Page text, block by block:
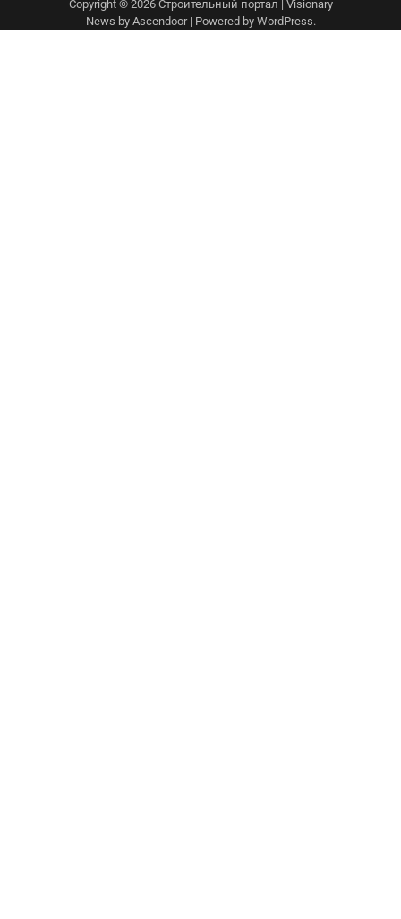
Copyright © 2026 Строительный портал | Visionary
News by Ascendoor| Powered by WordPress.